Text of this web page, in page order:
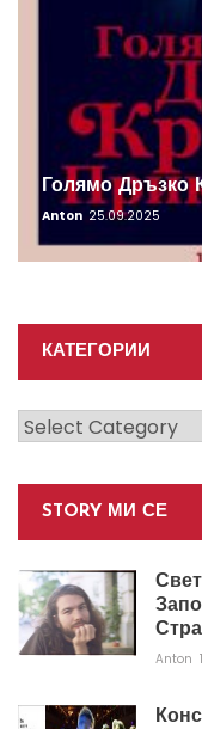
Голямо Дръзко
Anton 25.09.2025
КАТЕГОРИИ
Категории
STORY МИ СЕ
Anton